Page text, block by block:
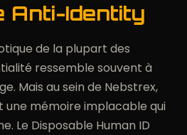
Anti-Identity
de la plupart des
ressemble souvent à
Mais au sein de Nebstrex,
une mémoire implacable qui
Le Disposable Human ID